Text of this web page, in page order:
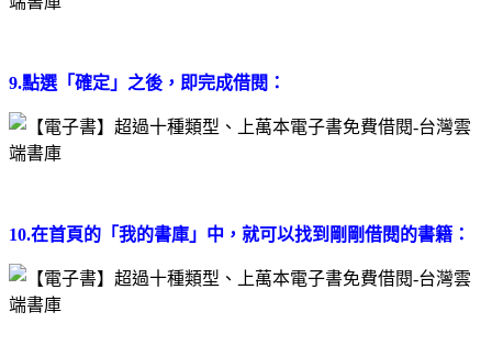
9.點選「確定」之後，即完成借閱：
10.在首頁的「我的書庫」中，就可以找到剛剛借閱的書籍：